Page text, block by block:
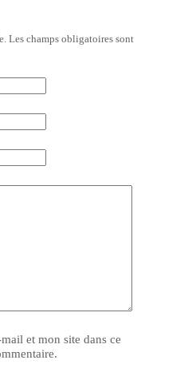
Les champs obligatoires sont
et mon site dans ce